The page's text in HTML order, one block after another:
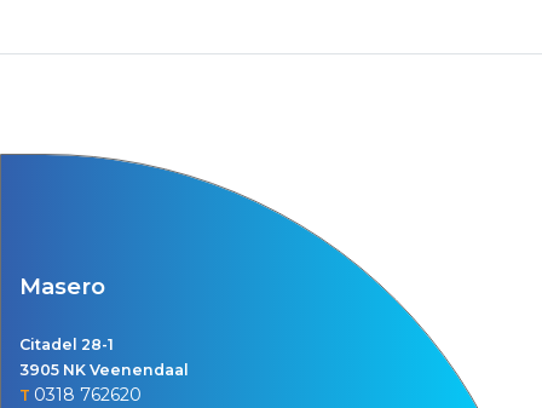
Masero
Citadel 28-1
3905 NK Veenendaal
T 0318 762620